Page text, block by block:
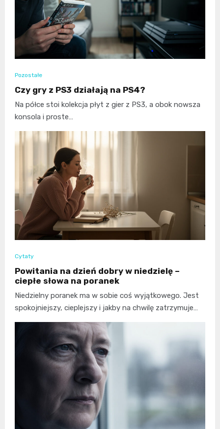
Pozostałe
Czy gry z PS3 działają na PS4?
Na półce stoi kolekcja płyt z gier z PS3, a obok nowsza
konsola i proste…
Cytaty
Powitania na dzień dobry w niedzielę –
ciepłe słowa na poranek
Niedzielny poranek ma w sobie coś wyjątkowego. Jest
spokojniejszy, cieplejszy i jakby na chwilę zatrzymuje…